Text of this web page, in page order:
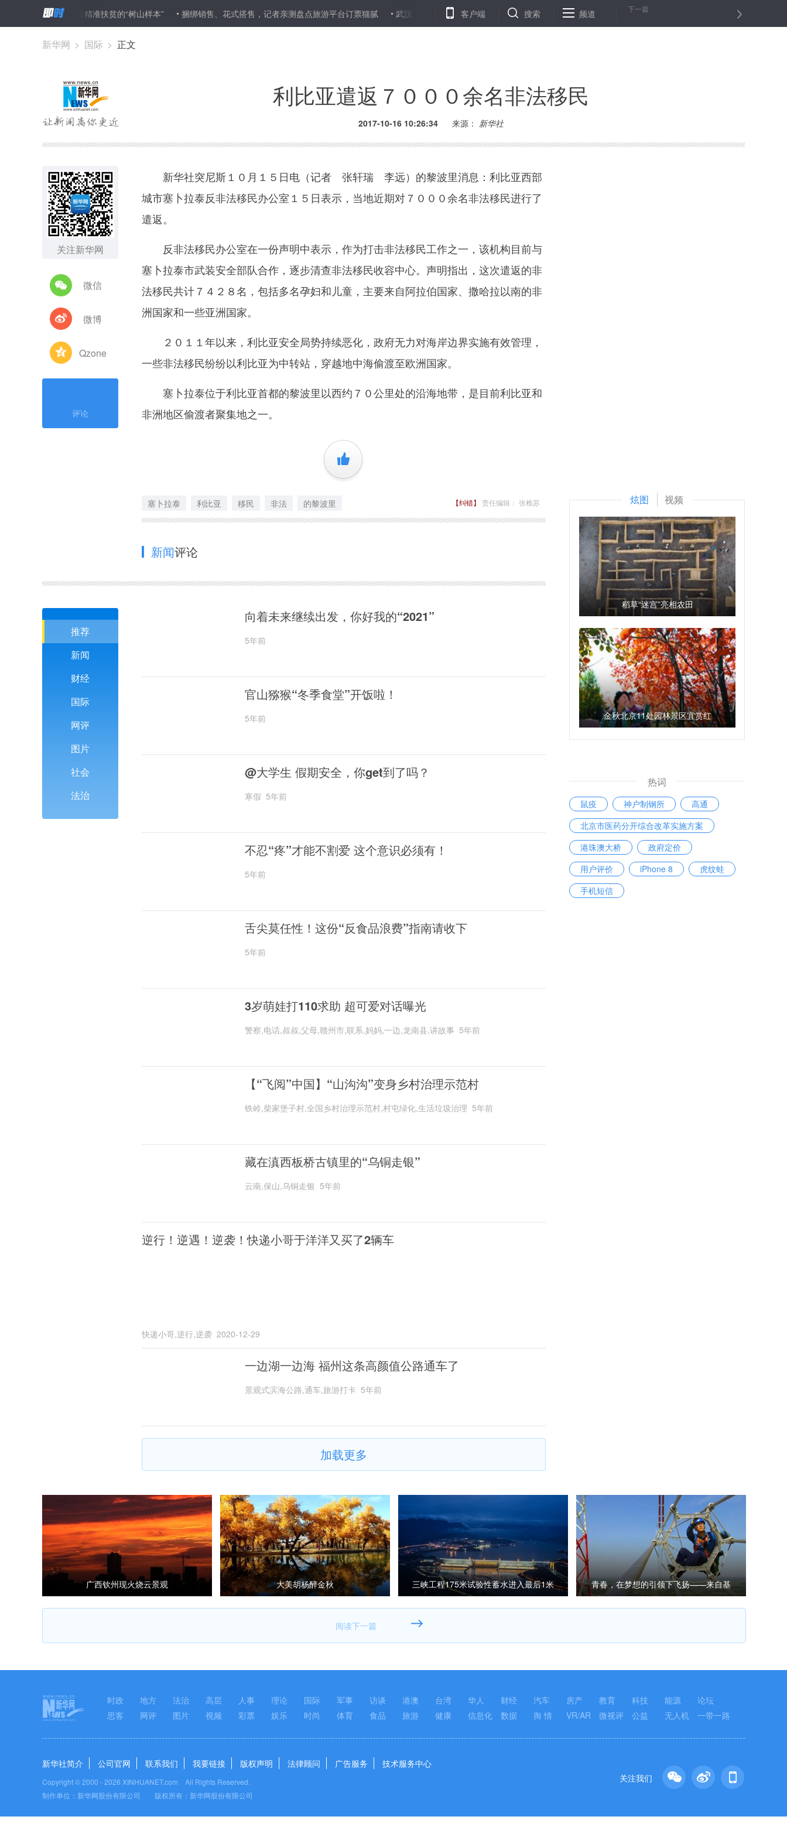
民企精准扶贫的“树山样本” 捆绑销售、花式搭售，记者亲测盘点旅游平台订票猫腻 武汉：10月16日起，全面受理大学生凭学位证、毕业证落户 北京:一家国际五星级酒店的“五星级”党支部
客户端 搜索 频道 下一篇
新华网 > 国际 > 正文
利比亚遣返７０００余名非法移民
2017-10-16 10:26:34 来源： 新华社
关注新华网
微信
微博
Qzone
评论
新华社突尼斯１０月１５日电（记者 张轩瑞 李远）的黎波里消息：利比亚西部
城市塞卜拉泰反非法移民办公室１５日表示，当地近期对７０００余名非法移民进行了
遣返。
反非法移民办公室在一份声明中表示，作为打击非法移民工作之一，该机构目前与
塞卜拉泰市武装安全部队合作，逐步清查非法移民收容中心。声明指出，这次遣返的非
法移民共计７４２８名，包括多名孕妇和儿童，主要来自阿拉伯国家、撒哈拉以南的非
洲国家和一些亚洲国家。
２０１１年以来，利比亚安全局势持续恶化，政府无力对海岸边界实施有效管理，
一些非法移民纷纷以利比亚为中转站，穿越地中海偷渡至欧洲国家。
塞卜拉泰位于利比亚首都的黎波里以西约７０公里处的沿海地带，是目前利比亚和
非洲地区偷渡者聚集地之一。
+1
塞卜拉泰 利比亚 移民 非法 的黎波里 【纠错】 责任编辑： 张樵苏
新闻评论
推荐
新闻
财经
国际
网评
图片
社会
法治
向着未来继续出发，你好我的“2021”
5年前
官山猕猴“冬季食堂”开饭啦！
5年前
@大学生 假期安全，你get到了吗？
寒假 5年前
不忍“疼”才能不割爱 这个意识必须有！
5年前
舌尖莫任性！这份“反食品浪费”指南请收下
5年前
3岁萌娃打110求助 超可爱对话曝光
警察,电话,叔叔,父母,赣州市,联系,妈妈,一边,龙南县,讲故事 5年前
【“飞阅”中国】“山沟沟”变身乡村治理示范村
铁岭,柴家堡子村,全国乡村治理示范村,村屯绿化,生活垃圾治理 5年前
藏在滇西板桥古镇里的“乌铜走银”
云南,保山,乌铜走银 5年前
逆行！逆遇！逆袭！快递小哥于洋洋又买了2辆车
快递小哥,逆行,逆袭 2020-12-29
一边湖一边海 福州这条高颜值公路通车了
景观式滨海公路,通车,旅游打卡 5年前
加载更多
炫图 视频
稻草“迷宫”亮相农田
金秋北京11处园林景区宜赏红
热词
鼠疫 神户制钢所
高通
北京市医药分开综合改革实施方案
港珠澳大桥
政府定价
用户评价
iPhone 8
虎纹蛙
手机短信
广西钦州现火烧云景观 大美胡杨醉金秋
三峡工程175米试验性蓄水进入最后1米
青春，在梦想的引领下飞扬——来自基
时政 地方 法治 高层 人事 理论 国际 军事 访谈 港澳 台湾 华人 财经 汽车 房产 教育 科技 能源
论坛
思客
网评 图片 视频 彩票 娱乐 时尚 体育 食品 旅游 健康 信息化 数据 舆 情 VR/AR 微视评 公益 无人机 一带一路
关注我们
新华社简介 公司官网 联系我们 我要链接 版权声明 法律顾问 广告服务 技术服务中心
Copyright © 2000 -2026 XINHUANET.com All Rights Reserved.
制作单位：新华网股份有限公司 版权所有：新华网股份有限公司